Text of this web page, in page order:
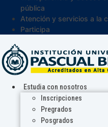
pública
Atención y servicios a la
Participa
Estudia con nosotros
Inscripciones
Pregrados
Posgrados